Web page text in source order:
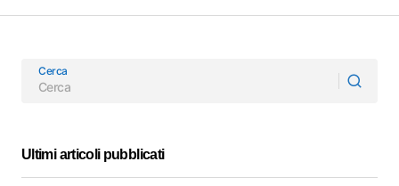
Cerca
Ultimi articoli pubblicati